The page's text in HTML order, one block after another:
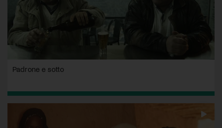
Padrone e sotto